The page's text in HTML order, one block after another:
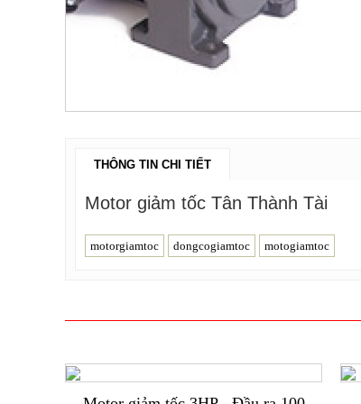
THÔNG TIN CHI TIẾT
Motor giảm tốc Tân Thành Tài
motorgiamtoc dongcogiamtoc motogiamtoc